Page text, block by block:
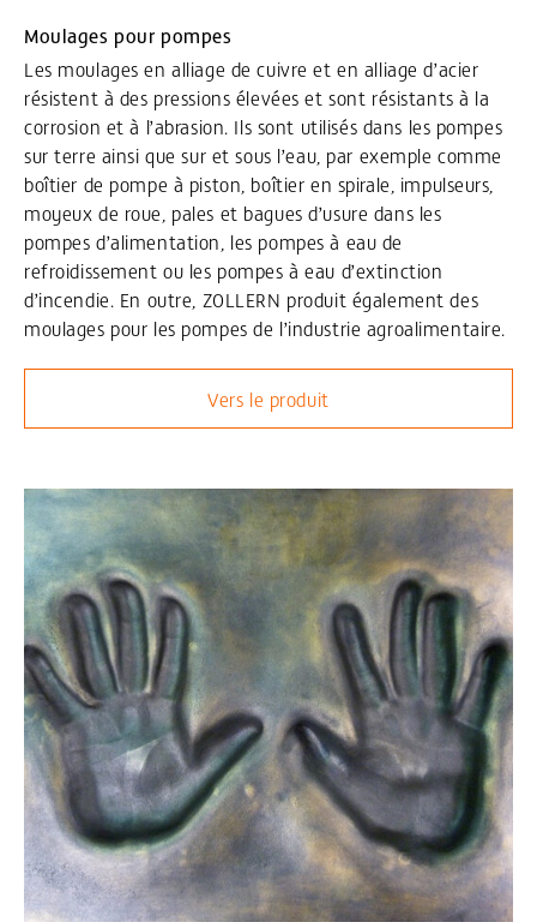
Moulages pour pompes
Les moulages en alliage de cuivre et en alliage d’acier
résistent à des pressions élevées et sont résistants à la
corrosion et à l’abrasion. Ils sont utilisés dans les pompes
sur terre ainsi que sur et sous l’eau, par exemple comme
boîtier de pompe à piston, boîtier en spirale, impulseurs,
moyeux de roue, pales et bagues d’usure dans les
pompes d’alimentation, les pompes à eau de
refroidissement ou les pompes à eau d’extinction
d’incendie. En outre, ZOLLERN produit également des
moulages pour les pompes de l’industrie agroalimentaire.
Vers le produit